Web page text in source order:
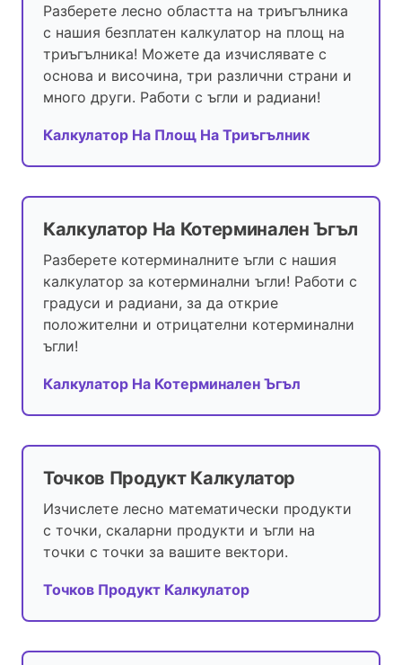
Разберете лесно областта на триъгълника
с нашия безплатен калкулатор на площ на
триъгълника! Можете да изчислявате с
основа и височина, три различни страни и
много други. Работи с ъгли и радиани!
Калкулатор На Площ На Триъгълник
Калкулатор На Котерминален Ъгъл
Разберете котерминалните ъгли с нашия
калкулатор за котерминални ъгли! Работи с
градуси и радиани, за да открие
положителни и отрицателни котерминални
ъгли!
Калкулатор На Котерминален Ъгъл
Точков Продукт Калкулатор
Изчислете лесно математически продукти
с точки, скаларни продукти и ъгли на
точки с точки за вашите вектори.
Точков Продукт Калкулатор